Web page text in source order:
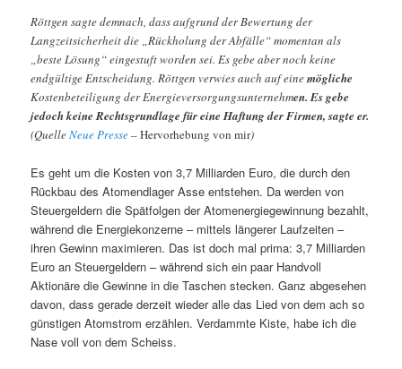
Röttgen sagte demnach, dass aufgrund der Bewertung der
Langzeitsicherheit die „Rückholung der Abfälle“ momentan als
„beste Lösung“ eingestuft worden sei. Es gebe aber noch keine
endgültige Entscheidung. Röttgen verwies auch auf einemögliche
Kostenbeteiligung der Energieversorgungsunternehmen. Es gebe
jedoch keine Rechtsgrundlage für eine Haftung der Firmen, sagte er.
(QuelleNeue Presse–Hervorhebung von mir)
Es geht um die Kosten von 3,7 Milliarden Euro, die durch den
Rückbau des Atomendlager Asse entstehen. Da werden von
Steuergeldern die Spätfolgen der Atomenergiegewinnung bezahlt,
während die Energiekonzerne – mittels längerer Laufzeiten –
ihren Gewinn maximieren. Das ist doch mal prima: 3,7 Milliarden
Euro an Steuergeldern – während sich ein paar Handvoll
Aktionäre die Gewinne in die Taschen stecken. Ganz abgesehen
davon, dass gerade derzeit wieder alle das Lied von dem ach so
günstigen Atomstrom erzählen. Verdammte Kiste, habe ich die
Nase voll von dem Scheiss.